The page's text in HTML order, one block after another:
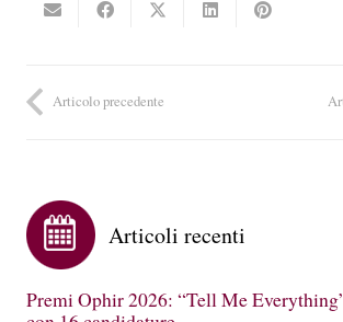
Articolo precedente
Articoli recenti
Premi Ophir 2026: “Tell Me